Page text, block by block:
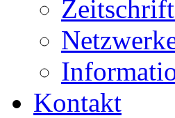
Kontakt